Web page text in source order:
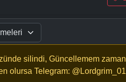
silindi, Güncellemem
olursa Telegram: